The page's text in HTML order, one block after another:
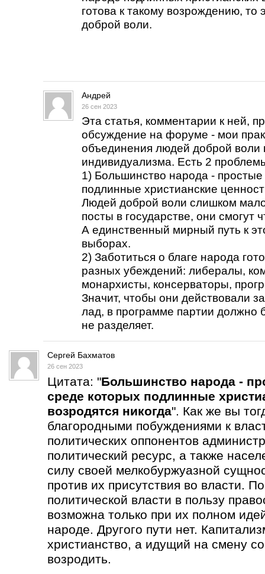
готова к такому возрождению,
доброй воли.
Андрей
26 сен 2023
Эта статья, комментарии к ней,
обсуждение на форуме - мои
объединения людей доброй воли
индивидуализма. Есть 2
1) Большинство народа -
подлинные христианские
Людей доброй воли слишком
посты в государстве, они смогут
А единственный мирный путь к
выборах.
2) Заботиться о благе народа
разных убеждений: либералы,
монархисты, консерваторы,
Значит, чтобы они действовали
лад, в программе партии должно
не разделяет.
Сергей Бахматов
26 сен 2023
Цитата: "Большинство народа -
среде которых подлинные
возродятся никогда". Как же вы
благородными побуждениями к
политических оппонентов
политический ресурс, а также
силу своей мелкобуржуазной
против их присутствия во власти.
политической власти в пользу
возможна только при их полном
народе. Другого пути нет.
христианство, а идущий на смену
возродить.